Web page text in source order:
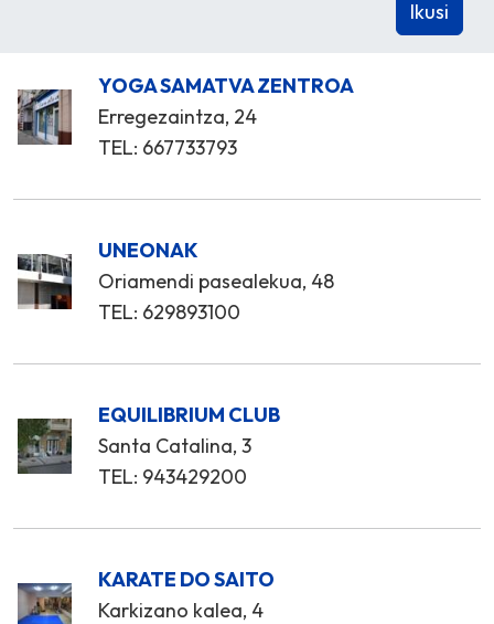
YOGA SAMATVA ZENTROA
Erregezaintza, 24
TEL: 667733793
UNEONAK
Oriamendi pasealekua, 48
TEL: 629893100
EQUILIBRIUM CLUB
Santa Catalina, 3
TEL: 943429200
KARATE DO SAITO
Karkizano kalea, 4